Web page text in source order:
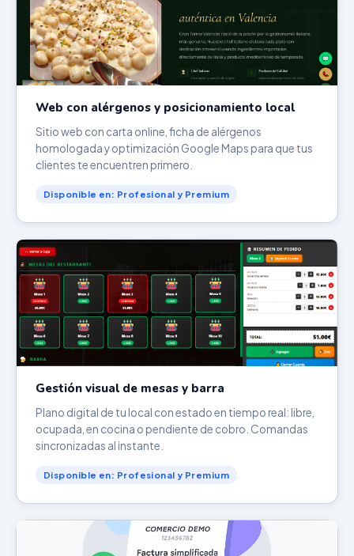
Web con alérgenos y posicionamiento local
Sitio web con carta online, ficha de alérgenos
homologada y optimización Google Maps para que tus
clientes te encuentren primero.
Disponible en: Profesional y Premium
Gestión visual de mesas y barra
Plano digital de tu local con estado en tiempo real: libre,
ocupada, en cocina o pendiente de cobro. Comandas
sincronizadas al instante.
Disponible en: Profesional y Premium